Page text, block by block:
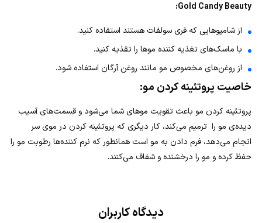
Gold Candy Beauty:
از شامپوهایی که فری سولفات هستند استفاده کنید.
با ماسک‌های تغذیه کننده موها را تقذیه کنید.
از روغن‌های مخصوص مو مانند روغن آرگان استفاده شود.
خاصیت پروتئینه کردن مو:
پروتئینه کردن مو باعث تقویت موهای شما می‌شود و قسمت‌های آسیب
دیده‌ی مو را ترمیم می‌کند، کار دیگری که پروتئینه کردن در موی سر
انجام می‌دهد، فرم دادن به مو است همانطور که نرم کننده‌ها رطوبت مو را
حفظ کرده و مو را درخشنده و شفاف می‌کنند.
دیدگاه کاربران